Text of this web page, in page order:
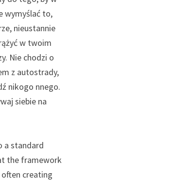
nieustannie
w twoim
Nie chodzi o
z autostrady,
nikogo nnego.
siebie na
a standard
the framework
creating